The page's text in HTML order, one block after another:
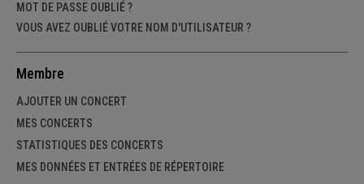
MOT DE PASSE OUBLIÉ ?
VOUS AVEZ OUBLIÉ VOTRE NOM D'UTILISATEUR ?
Membre
AJOUTER UN CONCERT
MES CONCERTS
STATISTIQUES DES CONCERTS
MES DONNÉES ET ENTRÉES DE RÉPERTOIRE